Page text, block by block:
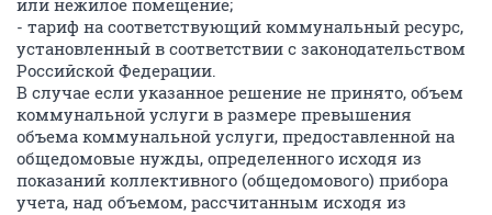
- тариф на соответствующий коммунальный ресурс,
установленный в соответствии с законодательством
Российской Федерации.
В случае если указанное решение не принято, объем
коммунальной услуги в размере превышения
объема коммунальной услуги, предоставленной на
общедомовые нужды, определенного исходя из
показаний коллективного (общедомового) прибора
учета, над объемом, рассчитанным исходя из